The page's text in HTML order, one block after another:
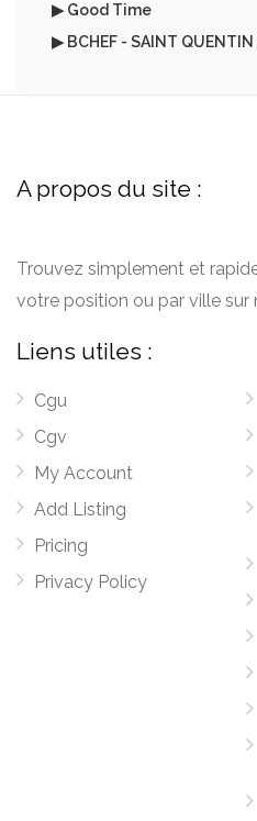
▶ Good Time
▶ BCHEF - SAINT QUENTIN
A propos du site :
Trouvez simplement et
votre position ou par ville sur
Liens utiles :
Cgu
Cgv
My Account
Add Listing
Pricing
Privacy Policy